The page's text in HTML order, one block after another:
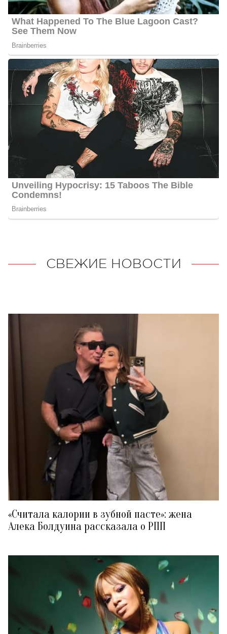
СВЕЖИЕ НОВОСТИ
«Считала калории в зубной пасте»: жена
Алека Болдуина рассказала о РПП